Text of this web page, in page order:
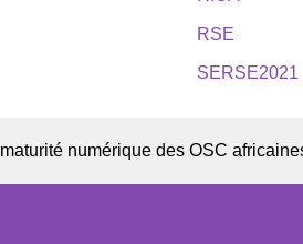
RSE
SERSE2021
numérique des OSC africaines